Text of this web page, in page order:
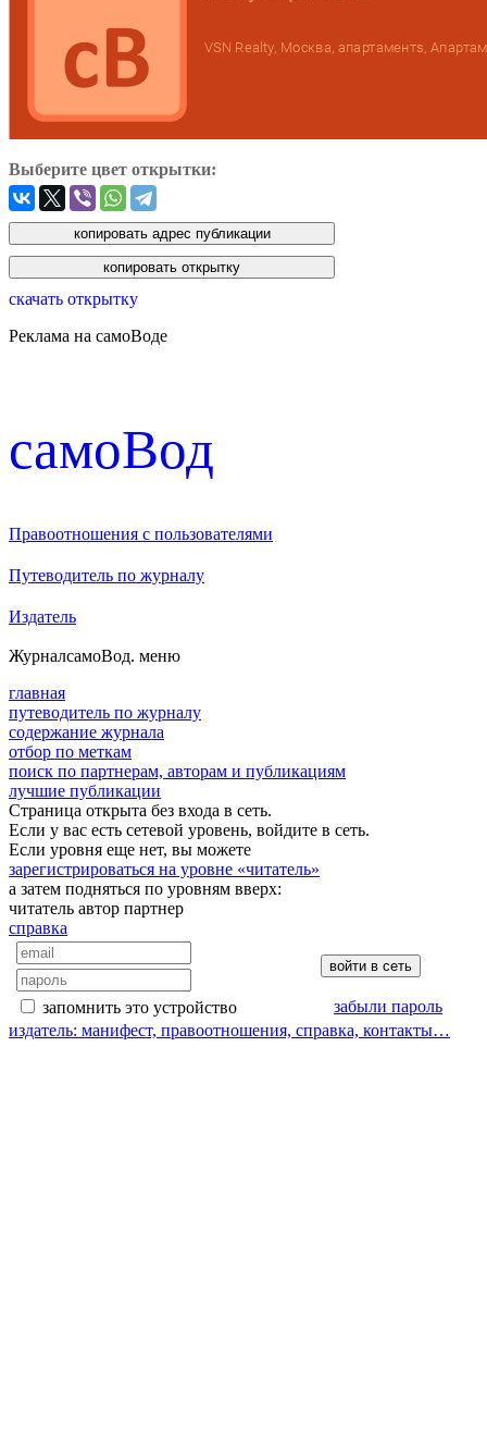
Выберите цвет открытки:
скачать открытку
Реклама на самоВоде
cамоВод
Правоотношения с пользователями
Путеводитель по журналу
Издатель
ЖурналсамоВод. меню
главная
путеводитель по журналу
содержание журнала
отбор по меткам
поиск по партнерам, авторам и публикациям
лучшие публикации
Страница открыта без входа в сеть.
Если у вас есть сетевой уровень, войдите в сеть.
Если уровня еще нет, вы можете
зарегистрироваться на уровне «читатель»
а затем подняться по уровням вверх:
читатель автор партнер
справка
запомнить это устройство
забыли пароль
издатель: манифест, правоотношения, справка, контакты…